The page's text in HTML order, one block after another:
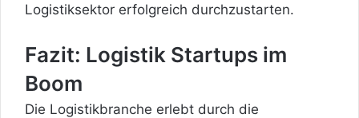
Logistiksektor erfolgreich durchzustarten.
Fazit: Logistik Startups im
Boom
Die Logistikbranche erlebt durch die